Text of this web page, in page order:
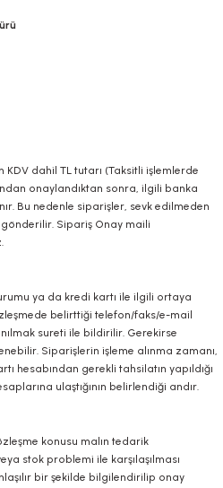
KDV dahil TL tutarı (Taksitli işlemlerde
onaylandıktan sonra, ilgili banka
Bu nedenle siparişler, sevk edilmeden
Sipariş Onay maili
ya da kredi kartı ile ilgili ortaya
belirttiği telefon/faks/e-mail
sureti ile bildirilir. Gerekirse
Siparişlerin işleme alınma zamanı,
hesabından gerekli tahsilatın yapıldığı
ulaştığının belirlendiği andır.
konusu malın tedarik
stok problemi ile karşılaşılması
bir şekilde bilgilendirilip onay